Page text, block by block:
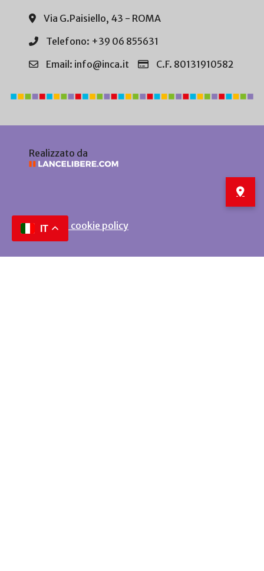
Via G.Paisiello, 43 - ROMA
Telefono: +39 06 855631
Email: info@inca.it
C.F. 80131910582
Realizzato da
Privacy e cookie policy
IT